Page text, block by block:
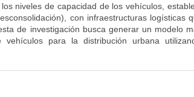
niveles de capacidad de los vehículos,
con infraestructuras logísticas
de investigación busca generar un modelo
para la distribución urbana